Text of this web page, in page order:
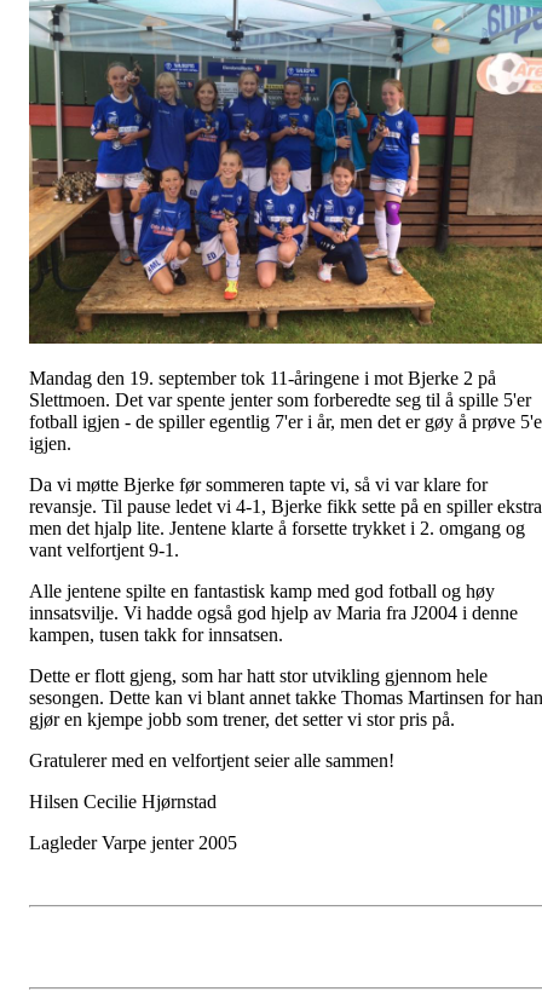
Mandag den 19. september tok 11-åringene i mot Bjerke 2 på
Slettmoen. Det var spente jenter som forberedte seg til å spille 5'er
fotball igjen - de spiller egentlig 7'er i år, men det er gøy å prøve
igjen.
Da vi møtte Bjerke før sommeren tapte vi, så vi var klare for
revansje. Til pause ledet vi 4-1, Bjerke fikk sette på en spiller ekstra
men det hjalp lite. Jentene klarte å forsette trykket i 2. omgang og
vant velfortjent 9-1.
Alle jentene spilte en fantastisk kamp med god fotball og høy
innsatsvilje. Vi hadde også god hjelp av Maria fra J2004 i denne
kampen, tusen takk for innsatsen.
Dette er flott gjeng, som har hatt stor utvikling gjennom hele
sesongen. Dette kan vi blant annet takke Thomas Martinsen for han
gjør en kjempe jobb som trener, det setter vi stor pris på.
Gratulerer med en velfortjent seier alle sammen!
Hilsen Cecilie Hjørnstad
Lagleder Varpe jenter 2005